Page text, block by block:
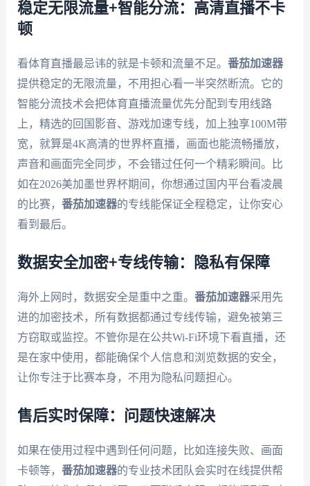
稳定无限流量+智能分流：高清直播不卡
顿
看体育直播最忌讳的就是卡顿和流量不足。 番茄加速器
提供稳定的无限流量，不用担心看一半突然断流。它的
智能分流技术会把体育直播流量优先分配到专用线路
上，精选的回国影音、游戏加速专线，加上独享100M带
宽，就算是4K高清的世界杯直播，画面也能流畅播放，
声音和画面完全同步，不会错过任何一个精彩瞬间。比
如在2026美加墨世界杯期间，你想通过国内平台看凌晨
的比赛， 番茄加速器的专线能保证全程稳定，让你安心
看到最后。
数据安全加密+专线传输：隐私有保障
海外上网时，数据安全是重中之重。 番茄加速器采用先
进的加密技术，所有数据都通过专线传输，避免被第三
方窃取或监控。不管你是在公共Wi-Fi环境下看直播，还
是在家中使用，都能确保个人信息和浏览数据的安全，
让你专注于比赛本身，不用为隐私问题担心。
售后实时保障：问题快速解决
如果在使用过程中遇到任何问题，比如连接失败、画面
卡顿等， 番茄加速器的专业技术团队会实时在线提供帮